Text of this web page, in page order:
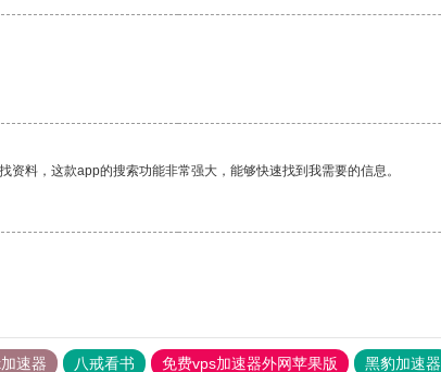
料，这款app的搜索功能非常强大，能够快速找到我需要的信息。
速器 八戒看书 免费vps加速器外网苹果版 黑豹加速器